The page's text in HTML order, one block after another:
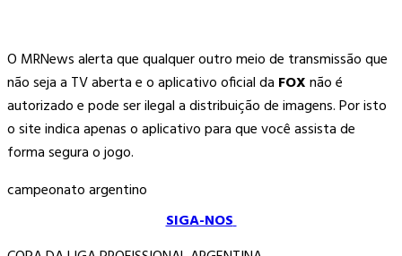
O MRNews alerta que qualquer outro meio de transmissão que
não seja a TV aberta e o aplicativo oficial da FOXnão é
autorizado e pode ser ilegal a distribuição de imagens. Por isto
o site indica apenas o aplicativo para que você assista de
forma segura o jogo.
campeonato argentino
SIGA-NOS